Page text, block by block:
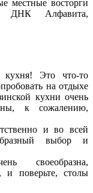
местные восторги
ДНК Алфавита,
кухня! Это что-то
на отдыхе
кухни очень
к сожалению,
и во всей
выбор и
своеобразна,
, и поверьте, столы